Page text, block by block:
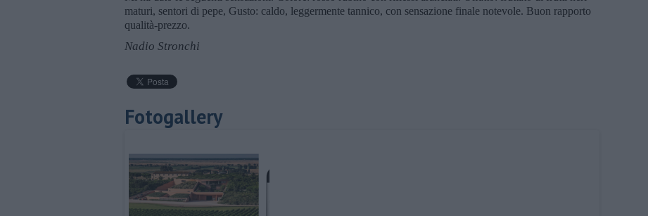
maturi, sentori di pepe, Gusto: caldo, leggermente tannico, con sensazione finale notevole. Buon rapporto
qualità-prezzo.
Nadio Stronchi
Fotogallery